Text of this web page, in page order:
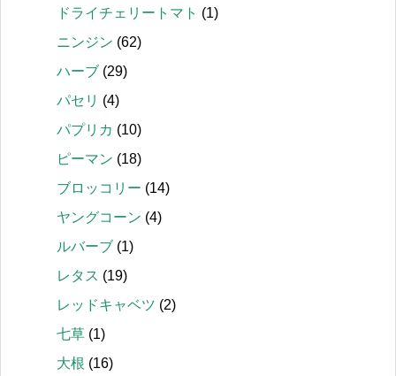
ドライチェリートマト (1)
ニンジン (62)
ハーブ (29)
パセリ (4)
パプリカ (10)
ピーマン (18)
ブロッコリー (14)
ヤングコーン (4)
ルバーブ (1)
レタス (19)
レッドキャベツ (2)
七草 (1)
大根 (16)